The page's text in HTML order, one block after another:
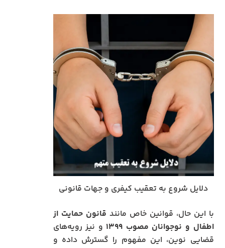
دلایل شروع به تعقیب کیفری و جهات قانونی
با این حال، قوانین خاص مانند قانون حمایت از
اطفال و نوجوانان مصوب ۱۳۹۹
و نیز رویه‌های
قضایی نوین، این مفهوم را گسترش داده و